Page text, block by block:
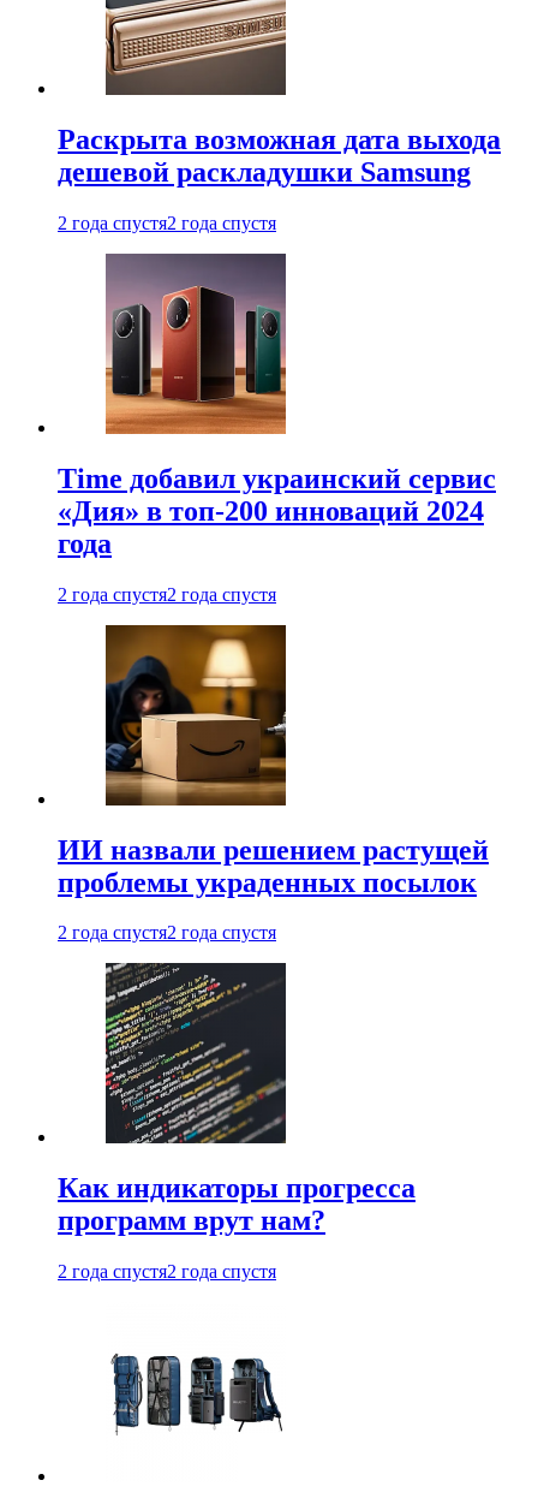
Раскрыта возможная дата выхода
дешевой раскладушки Samsung
2 года спустя2 года спустя
Time добавил украинский сервис
«Дия» в топ-200 инноваций 2024
года
2 года спустя2 года спустя
ИИ назвали решением растущей
проблемы украденных посылок
2 года спустя2 года спустя
Как индикаторы прогресса
программ врут нам?
2 года спустя2 года спустя